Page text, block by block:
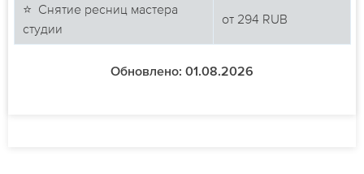
⭐ Снятие ресниц мастера
студии
от 294 RUB
Обновлено: 01.08.2026